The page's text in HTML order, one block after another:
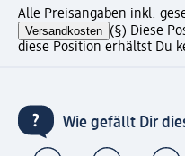
Alle Preisangaben inkl.
Versandkosten (§) Diese
diese Position erhältst Du
Wie gefällt Dir